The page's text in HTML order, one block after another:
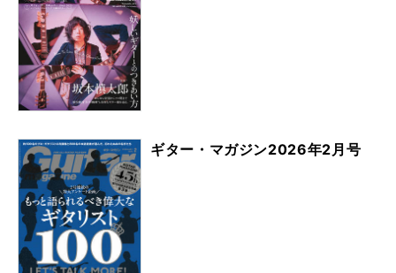
ギター・マガジン2026年2月号